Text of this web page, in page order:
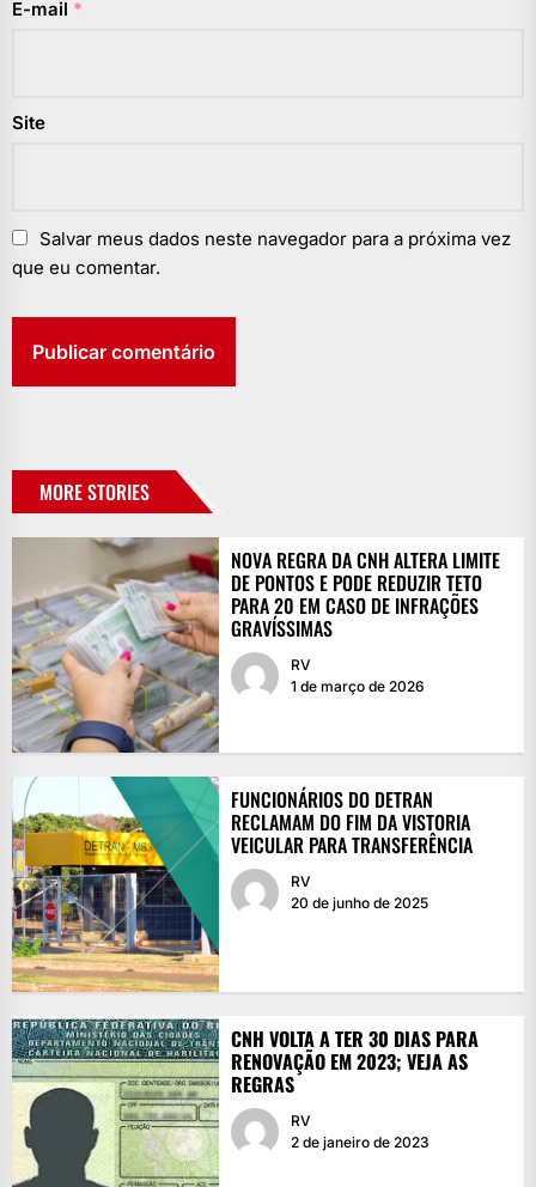
E-mail *
Site
Salvar meus dados neste navegador para a próxima vez
que eu comentar.
MORE STORIES
NOVA REGRA DA CNH ALTERA LIMITE
DE PONTOS E PODE REDUZIR TETO
PARA 20 EM CASO DE INFRAÇÕES
GRAVÍSSIMAS
RV
1 de março de 2026
FUNCIONÁRIOS DO DETRAN
RECLAMAM DO FIM DA VISTORIA
VEICULAR PARA TRANSFERÊNCIA
RV
20 de junho de 2025
CNH VOLTA A TER 30 DIAS PARA
RENOVAÇÃO EM 2023; VEJA AS
REGRAS
RV
2 de janeiro de 2023